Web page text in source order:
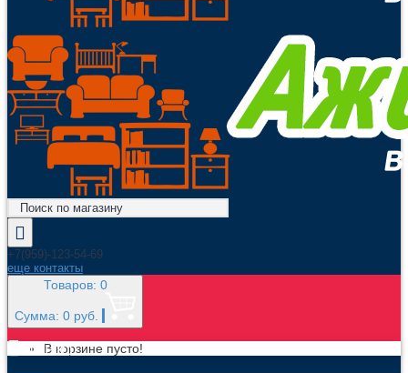
+7(959)-123-54-69
еще контакты
Товаров: 0
Сумма: 0 руб.
В корзине пусто!
МЕНЮ